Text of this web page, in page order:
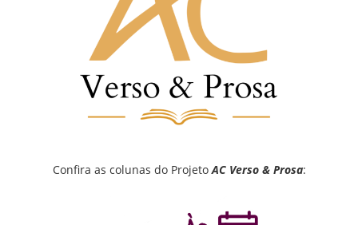
Confira as colunas do ProjetoAC Verso & Prosa: